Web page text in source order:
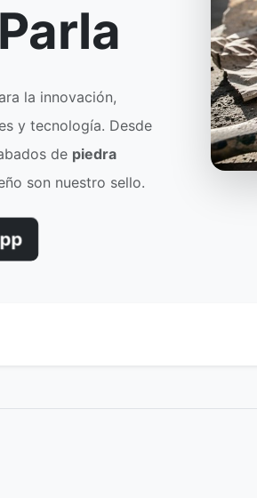
la innovación,
y tecnología. Desde
de piedra
son nuestro sello.